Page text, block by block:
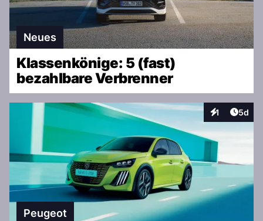
Neues
Klassenkönige: 5 (fast)
bezahlbare Verbrenner
1
Interaktionen
5d
Peugeot